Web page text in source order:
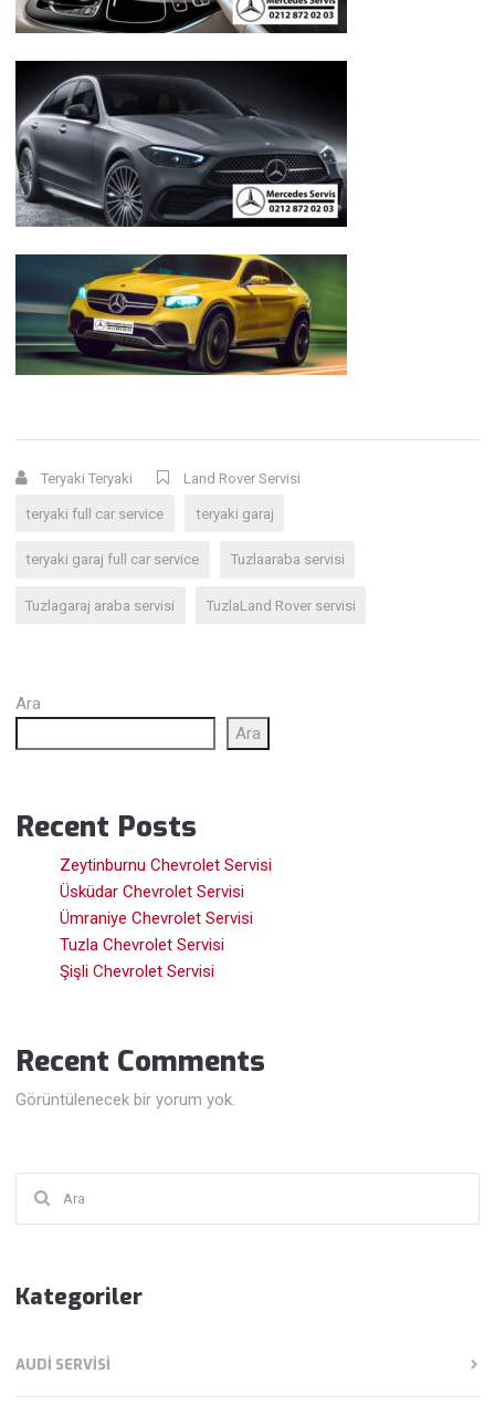
Teryaki Teryaki Land Rover Servisi
teryaki full car service teryaki garaj
teryaki garaj full car service Tuzlaaraba servisi
Tuzlagaraj araba servisi TuzlaLand Rover servisi
Ara
Ara
Recent Posts
Zeytinburnu Chevrolet Servisi
Üsküdar Chevrolet Servisi
Ümraniye Chevrolet Servisi
Tuzla Chevrolet Servisi
Şişli Chevrolet Servisi
Recent Comments
Görüntülenecek bir yorum yok.
Kategoriler
AUDI SERVISI